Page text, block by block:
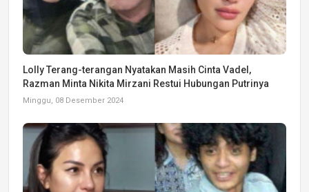
Lolly Terang-terangan Nyatakan Masih Cinta Vadel,
Razman Minta Nikita Mirzani Restui Hubungan Putrinya
Minggu, 08 Desember 2024